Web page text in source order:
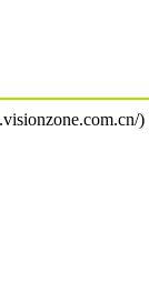
)